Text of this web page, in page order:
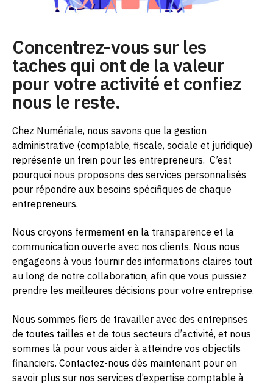
Concentrez-vous sur les
taches qui ont de la valeur
pour votre activité et confiez
nous le reste.
Chez Numériale, nous savons que la gestion
administrative (comptable, fiscale, sociale et juridique)
représente un frein pour les entrepreneurs. C’est
pourquoi nous proposons des services personnalisés
pour répondre aux besoins spécifiques de chaque
entrepreneurs.
Nous croyons fermement en la transparence et la
communication ouverte avec nos clients. Nous nous
engageons à vous fournir des informations claires tout
au long de notre collaboration, afin que vous puissiez
prendre les meilleures décisions pour votre entreprise.
Nous sommes fiers de travailler avec des entreprises
de toutes tailles et de tous secteurs d’activité, et nous
sommes là pour vous aider à atteindre vos objectifs
financiers. Contactez-nous dès maintenant pour en
savoir plus sur nos services d’expertise comptable à